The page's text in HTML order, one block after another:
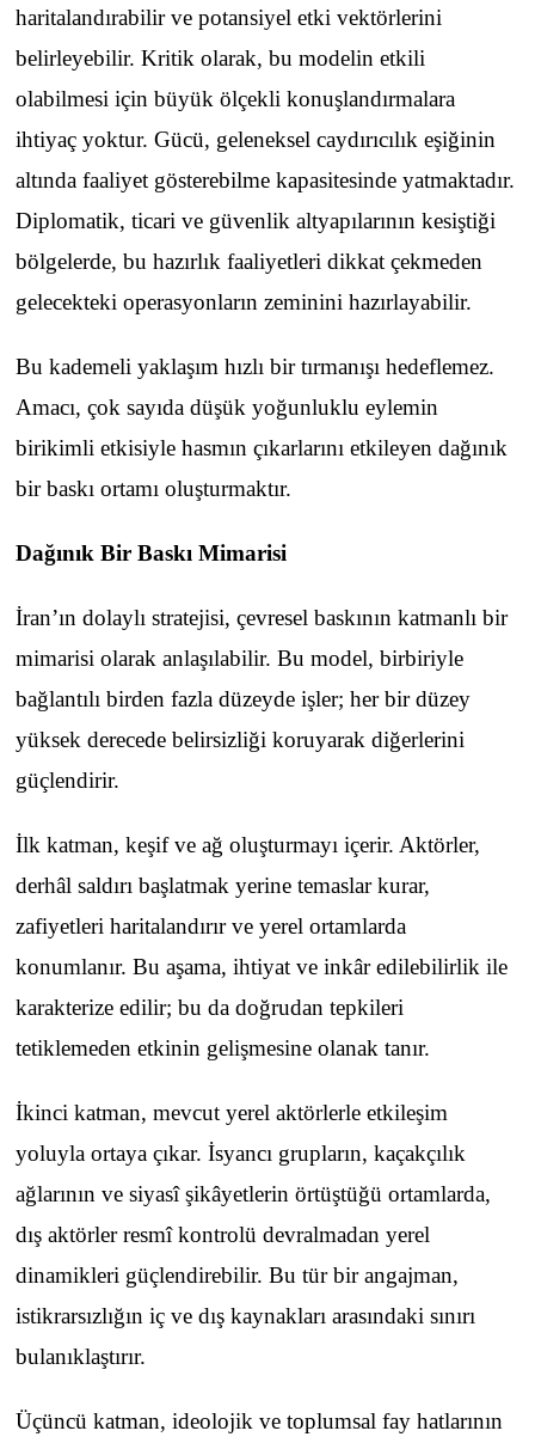
haritalandırabilir ve potansiyel etki vektörlerini
belirleyebilir. Kritik olarak, bu modelin etkili
olabilmesi için büyük ölçekli konuşlandırmalara
ihtiyaç yoktur. Gücü, geleneksel caydırıcılık eşiğinin
altında faaliyet gösterebilme kapasitesinde yatmaktadır.
Diplomatik, ticari ve güvenlik altyapılarının kesiştiği
bölgelerde, bu hazırlık faaliyetleri dikkat çekmeden
gelecekteki operasyonların zeminini hazırlayabilir.
Bu kademeli yaklaşım hızlı bir tırmanışı hedeflemez.
Amacı, çok sayıda düşük yoğunluklu eylemin
birikimli etkisiyle hasmın çıkarlarını etkileyen dağınık
bir baskı ortamı oluşturmaktır.
Dağınık Bir Baskı Mimarisi
İran’ın dolaylı stratejisi, çevresel baskının katmanlı bir
mimarisi olarak anlaşılabilir. Bu model, birbiriyle
bağlantılı birden fazla düzeyde işler; her bir düzey
yüksek derecede belirsizliği koruyarak diğerlerini
güçlendirir.
İlk katman, keşif ve ağ oluşturmayı içerir. Aktörler,
derhâl saldırı başlatmak yerine temaslar kurar,
zafiyetleri haritalandırır ve yerel ortamlarda
konumlanır. Bu aşama, ihtiyat ve inkâr edilebilirlik ile
karakterize edilir; bu da doğrudan tepkileri
tetiklemeden etkinin gelişmesine olanak tanır.
İkinci katman, mevcut yerel aktörlerle etkileşim
yoluyla ortaya çıkar. İsyancı grupların, kaçakçılık
ağlarının ve siyasî şikâyetlerin örtüştüğü ortamlarda,
dış aktörler resmî kontrolü devralmadan yerel
dinamikleri güçlendirebilir. Bu tür bir angajman,
istikrarsızlığın iç ve dış kaynakları arasındaki sınırı
bulanıklaştırır.
Üçüncü katman, ideolojik ve toplumsal fay hatlarının